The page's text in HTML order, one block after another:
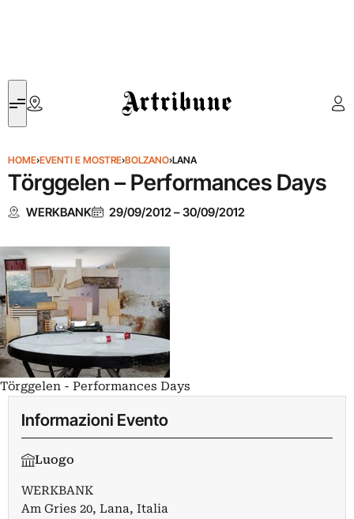
Artribune
HOME›EVENTI E MOSTRE›BOLZANO›LANA
Törggelen – Performances Days
WERKBANK 29/09/2012–30/09/2012
Törggelen - Performances Days
Informazioni Evento
Luogo
WERKBANK
Am Gries 20, Lana, Italia